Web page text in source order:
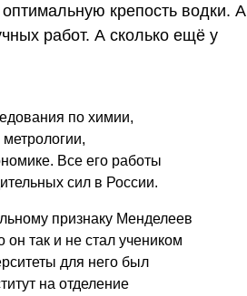
крепость водки. А
работ. А сколько ещё у
по химии,
Все его работы
сил в России.
признаку Менделеев
он так и не стал учеником
для него был
на отделение